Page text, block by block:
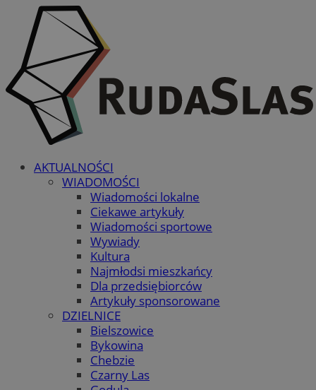
AKTUALNOŚCI
WIADOMOŚCI
Wiadomości lokalne
Ciekawe artykuły
Wiadomości sportowe
Wywiady
Kultura
Najmłodsi mieszkańcy
Dla przedsiębiorców
Artykuły sponsorowane
DZIELNICE
Bielszowice
Bykowina
Chebzie
Czarny Las